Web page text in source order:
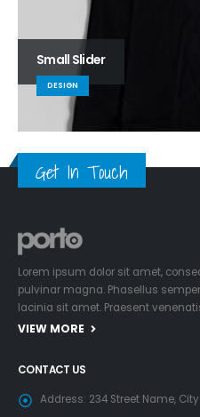
Small Slider
DESIGN
Get In Touch
Lorem ipsum dolor sit amet,
pulvinar magna. Phasellus
lacinia sit amet. Praesent
VIEW MORE
CONTACT US
Address: 234 Street Name,